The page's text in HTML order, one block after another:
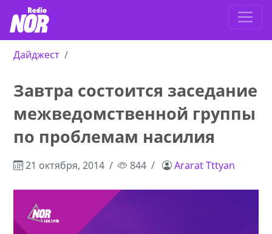
Дайджест
Завтра состоится заседание
межведомственной группы
по проблемам насилия
21 октября, 2014 844 Ararat Tttyan